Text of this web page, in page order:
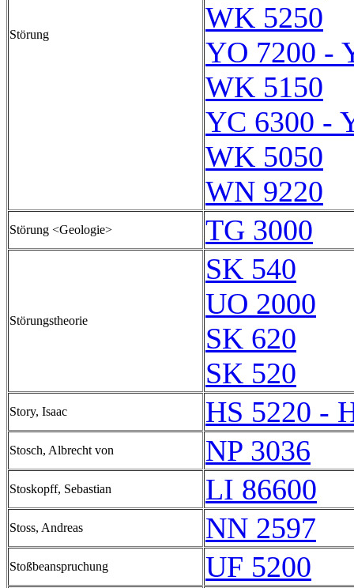
Störung
WK 5250
YO 7200 -
WK 5150
YC 6300 -
WK 5050
WN 9220
Störung <Geologie> TG 3000
Störungstheorie
SK 540
UO 2000
SK 620
SK 520
Story, Isaac HS 5220 -
Stosch, Albrecht von NP 3036
Stoskopff, Sebastian LI 86600
Stoss, Andreas NN 2597
Stoßbeanspruchung UF 5200